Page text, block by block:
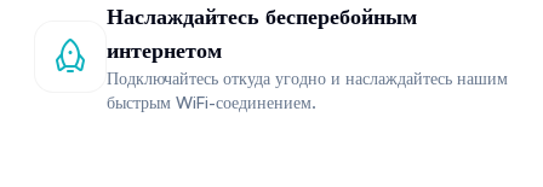
Наслаждайтесь бесперебойным
интернетом
Подключайтесь откуда угодно и наслаждайтесь нашим
быстрым WiFi-соединением.